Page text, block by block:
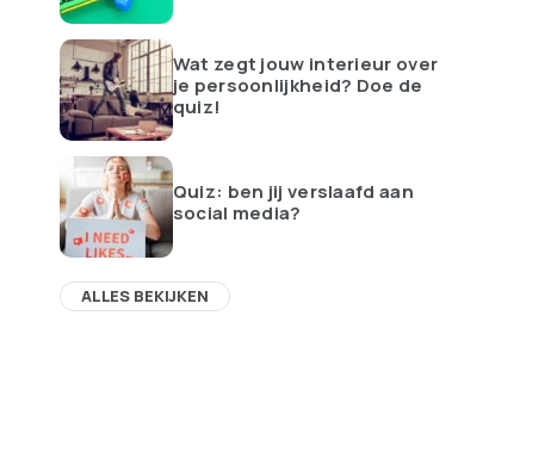
Wat zegt jouw interieur over
je persoonlijkheid? Doe de
quiz!
Quiz: ben jij verslaafd aan
social media?
ALLES BEKIJKEN